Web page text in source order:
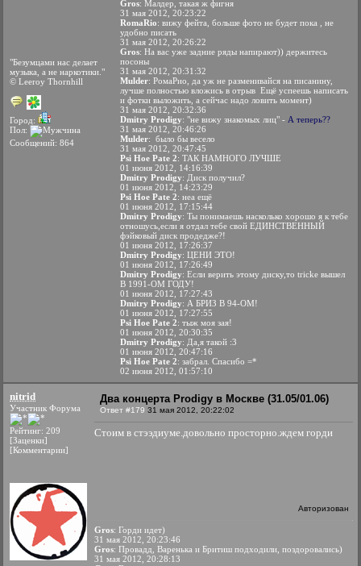
"Безумцами нас делает
музыка, а не наркотики."
© Leeroy Thornhill
Город:
Пол:
Сообщений: 864
Gros: Малдер, такая ж фигня
31 мая 2012, 20:23:22
RomaRio: вижу фейта, больше фото не будет пока , не
удобно писать
31 мая 2012, 20:26:22
Gros: На вас уже задние ряды напирают)) держитесь
посоны
31 мая 2012, 20:31:32
Mulder: РомаРио, да уж не разменивайся на писанину,
лучше полностью вложись в отрыв Ещё успеешь написать
и фотки выложить, а сейчас надо ловить момент)
31 мая 2012, 20:32:36
Dmitry Prodigy: "не вижу знакомых лиц" - А теперь??
31 мая 2012, 20:46:26
Mulder: было бы весело
31 мая 2012, 20:47:45
Psi Hoe Pate 2: ТАК НАМНОГО ЛУЧШЕ
01 июня 2012, 14:16:39
Dmitry Prodigy: Диск получил?
01 июня 2012, 14:23:29
Psi Hoe Pate 2: неа ещё
01 июня 2012, 17:15:44
Dmitry Prodigy: Ты понимаешь насколько хорошо я к тебе
отношусь,если я отдал тебе свой ЕДИНСТВЕННЫЙ
фэйковый диск продедже?!
01 июня 2012, 17:26:37
Dmitry Prodigy: ЦЕНИ ЭТО!
01 июня 2012, 17:26:49
Dmitry Prodigy: Если верить этому диску,то tricke вышел
В 1991-ОМ ГОДУ!
01 июня 2012, 17:27:43
Dmitry Prodigy: А БРИЗ В 94-ОМ!
01 июня 2012, 17:27:55
Psi Hoe Pate 2: тыж моя зая!
01 июня 2012, 20:30:35
Dmitry Prodigy: Да,я такой :3
01 июня 2012, 20:47:16
Psi Hoe Pate 2: забрал. Спасибо =*
02 июня 2012, 01:57:10
nitrid
Участник Форума
Рейтинг: 209
[Заценки]
[Комментарии]
Два концерта Prodigy в Москве (31.05/01.06)
Ответ #179 31 мая 2012, 20:22:02
Стоим в стээдиуме.довольно просторно.ждем горди
Авторизован
Gros: Горди идет)
31 мая 2012, 20:23:46
Gros: Провадд, Варенька и Бритиш подходили, поздоровались)
31 мая 2012, 20:28:13